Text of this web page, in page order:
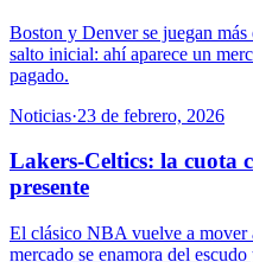
Boston y Denver se juegan más
salto inicial: ahí aparece un
pagado.
Noticias·23 de febrero, 2026
Lakers-Celtics: la cuota
presente
El clásico NBA vuelve a mover
mercado se enamora del